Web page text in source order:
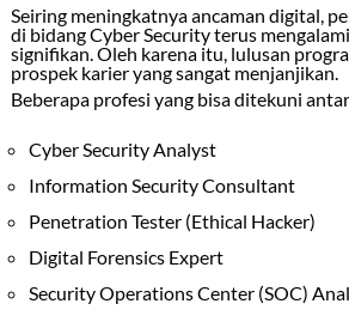
Seiring meningkatnya ancaman digital,
di bidangCyber Securityterus
signifikan. Oleh karena itu, lulusan
prospek karier yang sangat menjanjikan.
Beberapa profesi yang bisa ditekuni
Cyber Security Analyst
Information Security Consultant
Penetration Tester (Ethical Hacker)
Digital Forensics Expert
Security Operations Center (SOC)